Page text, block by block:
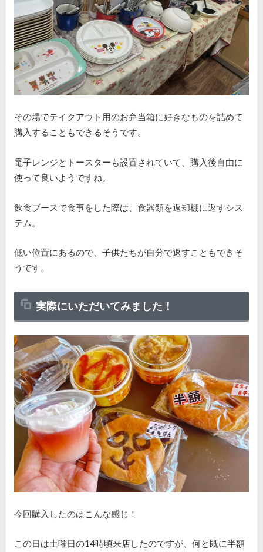
その場でテイクアウト用のお弁当箱に好きなものを詰めて
購入することもできるそうです。
電子レンジとトースターも設置されていて、購入後自由に
使って良いようですね。
飲食ブースで食事をした際は、食器類を返却棚に返すシス
テム。
低い位置にあるので、子供たちが自分で返すこともできそ
うです。
実際にいただいてみました！
今回購入したのはこんな感じ！
この日は土曜日の14時頃来店したのですが、何と既に半額